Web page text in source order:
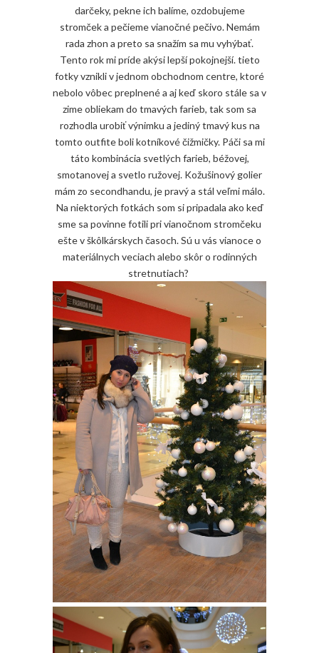
darčeky, pekne ich balíme, ozdobujeme
stromček a pečieme vianočné pečivo. Nemám
rada zhon a preto sa snažím sa mu vyhýbať.
Tento rok mi príde akýsi lepší pokojnejší. tieto
fotky vznikli v jednom obchodnom centre, ktoré
nebolo vôbec preplnené a aj keď skoro stále sa v
zime obliekam do tmavých farieb, tak som sa
rozhodla urobiť výnimku a jediný tmavý kus na
tomto outfite boli kotníkové čižmičky. Páči sa mi
táto kombinácia svetlých farieb, béžovej,
smotanovej a svetlo ružovej. Kožušinový golier
mám zo secondhandu, je pravý a stál veľmi málo.
Na niektorých fotkách som si pripadala ako keď
sme sa povinne fotili pri vianočnom stromčeku
ešte v škôlkárskych časoch. Sú u vás vianoce o
materiálnych veciach alebo skôr o rodinných
stretnutiach?